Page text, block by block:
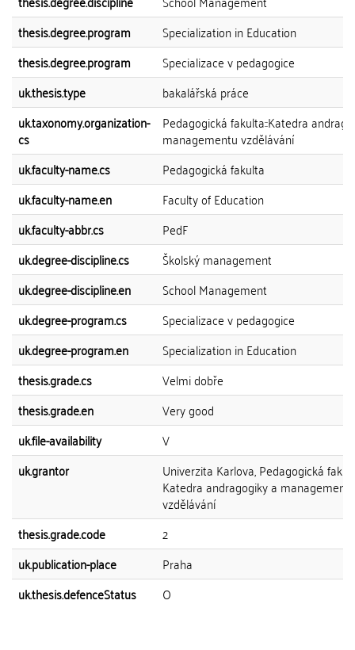
thesis.degree.program
Specialization in Education
thesis.degree.program
Specializace v pedagogice
uk.thesis.type
bakalářská práce
uk.taxonomy.organization-
cs
Pedagogická fakulta::Katedra
managementu vzdělávání
uk.faculty-name.cs
Pedagogická fakulta
uk.faculty-name.en
Faculty of Education
uk.faculty-abbr.cs
PedF
uk.degree-discipline.cs
Školský management
uk.degree-discipline.en
School Management
uk.degree-program.cs
Specializace v pedagogice
uk.degree-program.en
Specialization in Education
thesis.grade.cs
Velmi dobře
thesis.grade.en
Very good
uk.file-availability
V
uk.grantor
Univerzita Karlova, Pedagogická
Katedra andragogiky a managementu
vzdělávání
thesis.grade.code
2
uk.publication-place
Praha
uk.thesis.defenceStatus
O